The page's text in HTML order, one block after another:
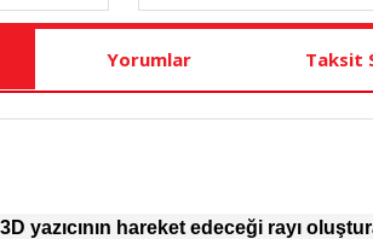
Yorumlar Taksit
yazıcının hareket edeceği rayı